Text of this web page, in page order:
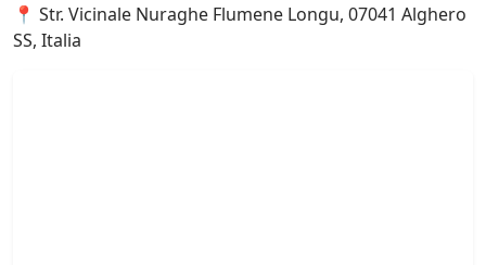
📍 Str. Vicinale Nuraghe Flumene Longu, 07041 Alghero
SS, Italia